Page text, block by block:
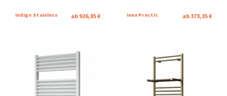
Indigo Stainless ab 926,85 € Inox Practic ab 373,35 €